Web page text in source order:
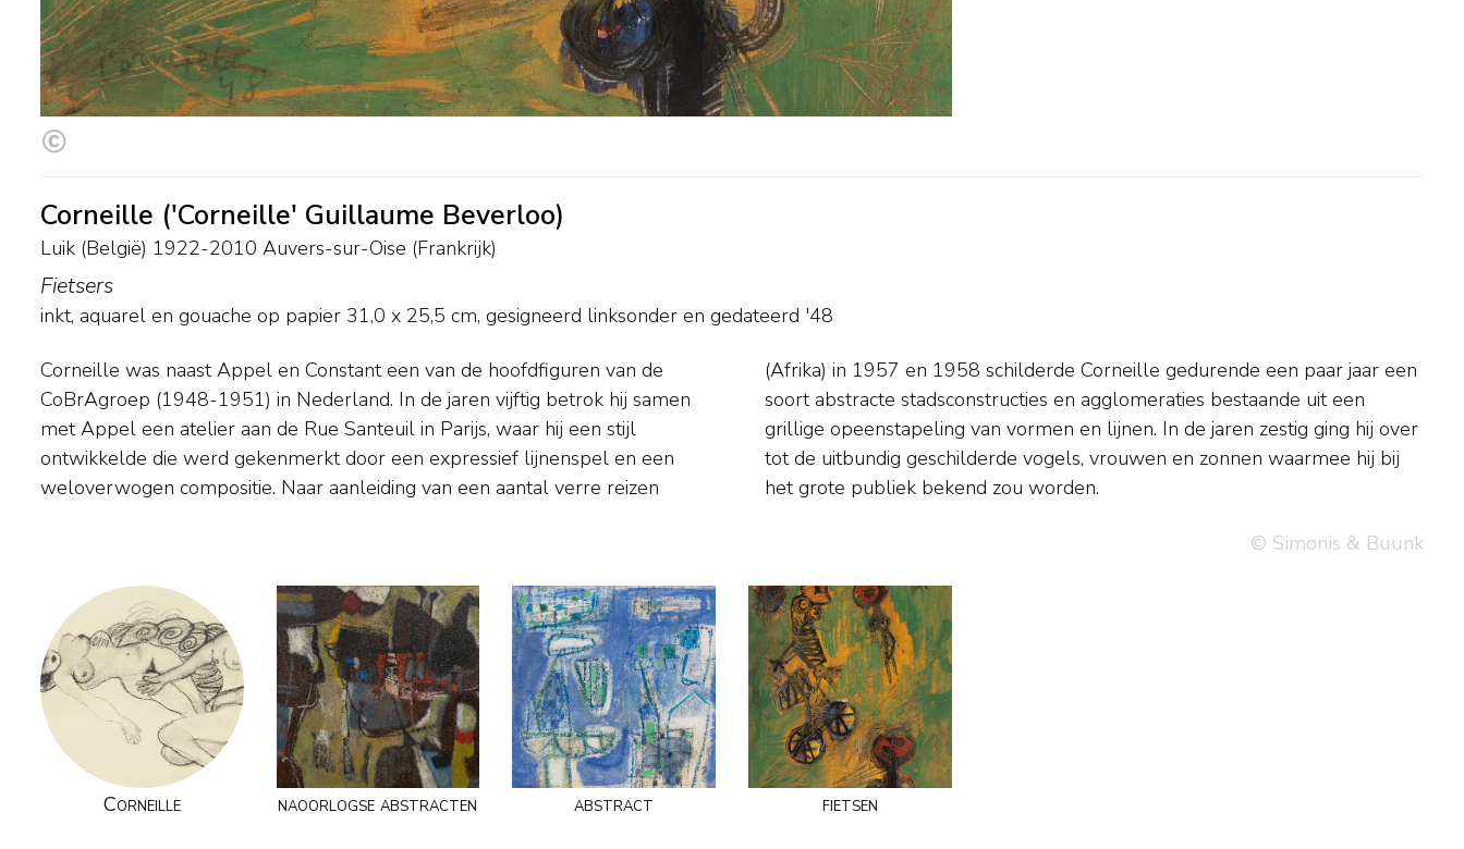
Corneille ('Corneille' Guillaume Beverloo)
Luik (België) 1922-2010 Auvers-sur-Oise (Frankrijk)
Fietsers
inkt, aquarel en gouache op papier 31,0 x 25,5 cm, gesigneerd linksonder en gedateerd '48
Corneille was naast Appel en Constant een van de hoofdfiguren van de
CoBrAgroep (1948-1951) in Nederland. In de jaren vijftig betrok hij samen
met Appel een atelier aan de Rue Santeuil in Parijs, waar hij een stijl
ontwikkelde die werd gekenmerkt door een expressief lijnenspel en een
weloverwogen compositie. Naar aanleiding van een aantal verre reizen
(Afrika) in 1957 en 1958 schilderde Corneille gedurende een paar jaar een
soort abstracte stadsconstructies en agglomeraties bestaande uit een
grillige opeenstapeling van vormen en lijnen. In de jaren zestig ging hij over
tot de uitbundig geschilderde vogels, vrouwen en zonnen waarmee hij bij
het grote publiek bekend zou worden.
© Simonis & Buunk
Corneille naoorlogse abstracten abstract fietsen